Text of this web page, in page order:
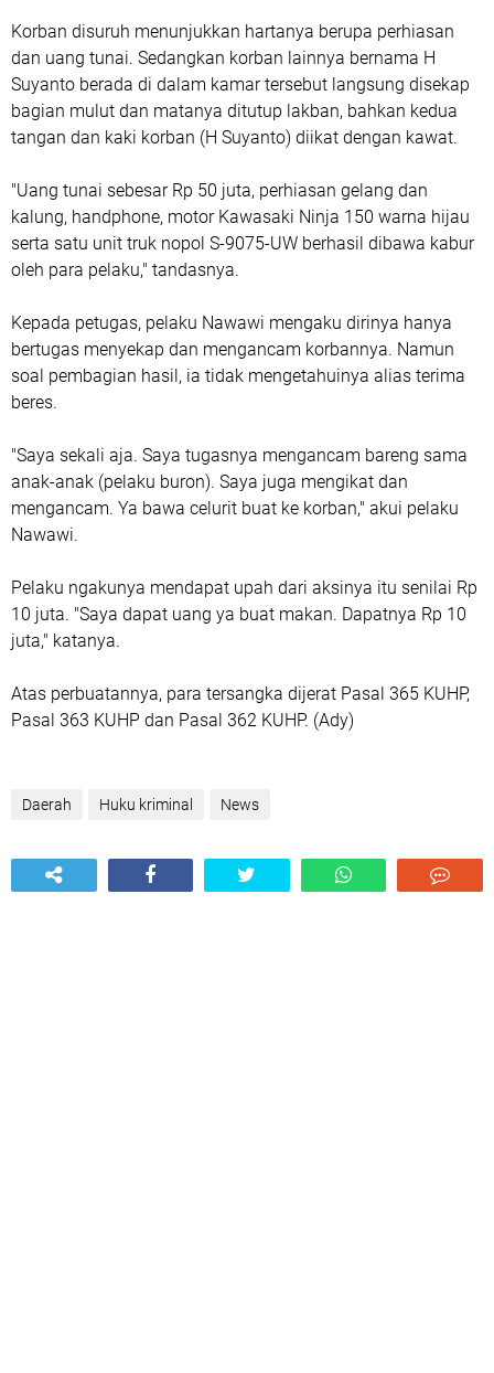
Korban disuruh menunjukkan hartanya berupa perhiasan
dan uang tunai. Sedangkan korban lainnya bernama H
Suyanto berada di dalam kamar tersebut langsung disekap
bagian mulut dan matanya ditutup lakban, bahkan kedua
tangan dan kaki korban (H Suyanto) diikat dengan kawat.
"Uang tunai sebesar Rp 50 juta, perhiasan gelang dan
kalung, handphone, motor Kawasaki Ninja 150 warna hijau
serta satu unit truk nopol S-9075-UW berhasil dibawa kabur
oleh para pelaku," tandasnya.
Kepada petugas, pelaku Nawawi mengaku dirinya hanya
bertugas menyekap dan mengancam korbannya. Namun
soal pembagian hasil, ia tidak mengetahuinya alias terima
beres.
"Saya sekali aja. Saya tugasnya mengancam bareng sama
anak-anak (pelaku buron). Saya juga mengikat dan
mengancam. Ya bawa celurit buat ke korban," akui pelaku
Nawawi.
Pelaku ngakunya mendapat upah dari aksinya itu senilai Rp
10 juta. "Saya dapat uang ya buat makan. Dapatnya Rp 10
juta," katanya.
Atas perbuatannya, para tersangka dijerat Pasal 365 KUHP,
Pasal 363 KUHP dan Pasal 362 KUHP. (Ady)
Daerah Huku kriminal News